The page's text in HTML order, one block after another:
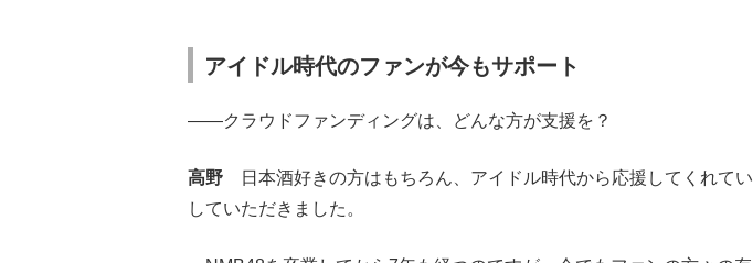
アイドル時代のファンが今もサポート
――クラウドファンディングは、どんな方が支援を？
高野 日本酒好きの方はもちろん、アイドル時代から応援してくれて
していただきました。